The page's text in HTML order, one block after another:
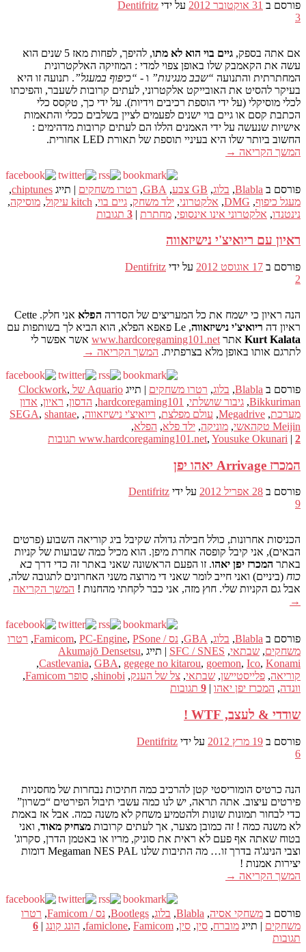
פורסם ב 31 אוקטובר 2012 על ידי Dentifritz
3
אם אתה בספק, גיים בוי הוא לא מתו
, להיפך, לפחות מאז 5 שנים הוא
עשה את הקאמבק שלו באופן צפוי למדי : המוזיקה האלקטרונית
המחתרתית והתנועה “שבב מנגינות” ו - “כיפוף במעגל”. תנועה זו היא
בעיקר להסיט את האובייקט אלקטרוני, לעתים קרובות לשעבר, והפיכתו
לכלי מוסיקלי (על ידי הוספת רכיבים וידיות). על ידי כך, טקסס כלי
הכתבת קסם או גיים בוי ישנים לפעמים לציין בשלבים ככלי והתאמות
אישיות שנעשה על ידי האמנים הללו הם לעתים קרובות מדהימים :
החשוב ביותר שלו היא בעיניי תוספת של תאורת LED אחורית.
המשך הקריאה →
פורסם ב Blabla
, בלוג, GB צבע ,
GBA
, רטרו משחקים | תייג chiptunes
,
מעגל כיפוף,
DMG
, אלקטרוני, ילד משחק, גיים בוי, kitch עיקול , מוסיקה,
נינטנדו, אלקטרוני אינו אינסופי, מחתרת |
3 תגובות
ראיון עם ריואיצ'י נישיזאווה
פורסם ב 17 אוגוסט 2012 על ידי Dentifritz
2
הנה ראיון כי ישמח את כל המעריצים של הסדרה הפלא
אני חלק. Cette
ראיון דה ריואיצ'י נישיזאווה, Le פאפא הפלא, הוא הביא לך בשותפות עם
Kurt Kalata אתר www.hardcoregaming101.net אשר אפשר לי
לתרגם אותו באופן מלא בצרפתית. המשך הקריאה →
פורסם ב Blabla
, בלוג, רטרו משחקים | תייג Aquario של Clockwork
,
Bikkuriman
, גיבור שושלתי,
hardcoregaming101
, הדסון, ראיון, אדון
מערכת,
Megadrive
, עולם מפלצת, ריואיצ'י נישיזאווה,
SEGA, shantae,
Meijin טקהאשי
, מוניקה, ילד פלא, הפלא,
www.hardcoregaming101.net, Yousuke Okunari | 2 תגובות
המכרז Arrivage יאהו יפן
פורסם ב 28 אפריל 2012 על ידי Dentifritz
9
הכניסות אחרונות, כולל חבילה גדולה שקיבל ביג קוריאה השבוע (פרטים
הבאים), אני קיבל קופסה אחרת מיפן. הוא מכיל כמה שבועות של קניות
באתר המכרז יפן יאהו. זו הפעם הראשונה שאני באתר זה כדי דרך בא
כוח (ביניים) ואני חייב לומר שאני די מרוצה משני האחרונים לתגובה שלה,
אבל גם הקניות שלי. חוץ מזה, אני כבר לקחתי מהחנות ! המשך הקריאה
→
פורסם ב Blabla
, בלוג,
GBA
, נס / Famicom , PC-Engine, PSone
, רטרו
משחקים, שבתאי,
SFC / SNES
| תייג Akumajō Densetsu,
Castlevania, GBA, gegege no kitarou, goemon, Ico, Konami
,
קוריאה, פלייסטיישן, שבתאי, צל של הענק,
shinobi
, סופר Famicom
,
וונדה, המכרז יפן יאהו |
9 תגובות
שודדי & לעצב, WTF !
פורסם ב 19 מרץ 2012 על ידי Dentifritz
6
הנה כרטיס הומוריסטי קטן להרכיב כמה חתיכות נבחרות של מחסניות
פירטים עיצוב. אתה תראה, יש לנו כמה עשבי תיבול הפירטים “כשרון”
כדי לבחור תמונות שונות ולהטמיע משחק לא משנה כמה. אבל אז באמת
לא משנה כמה ! זה כמובן מצער, אך לעתים קרובות מצחיק מאוד, ואני
בטוח שאתה אף פעם לא ראית את סוניק, מריו או באטמן הדרן, סקרוג'
וצבי הנינג'ה בדרך זו… מה התיבות שלנו Megaman NES PAL דומות
יצירות אמנות !
המשך הקריאה →
פורסם ב משחקי אסיה,
Blabla
, בלוג,
Bootlegs
, נס / Famicom , רטרו
משחקים | תייג מוברח, סין, סין,
famiclone, Famicom
, הונג קונג |
6
תגובות